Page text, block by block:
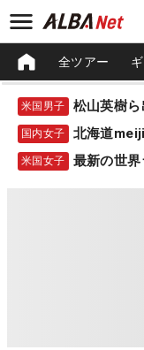
全ツアー
米国男子
国内女子 北海道
米国女子 最新の世